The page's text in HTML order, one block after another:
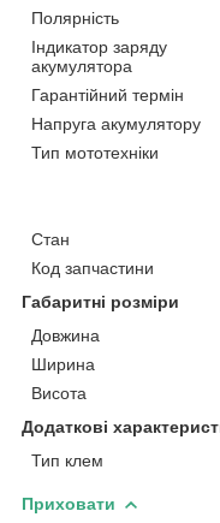
Полярність
Індикатор заряду
акумулятора
Гарантійний термін
Напруга акумулятору
Тип мототехніки
Стан
Код запчастини
Габаритні розміри
Довжина
Ширина
Висота
Додаткові
Тип клем
Приховати